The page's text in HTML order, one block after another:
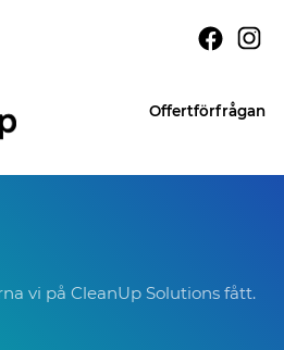
Offertförfrågan
vi på CleanUp Solutions fått.